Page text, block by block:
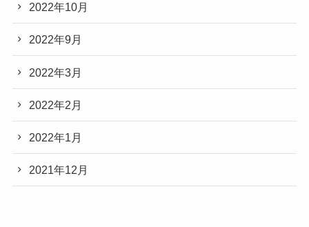
2022年10月
2022年9月
2022年3月
2022年2月
2022年1月
2021年12月